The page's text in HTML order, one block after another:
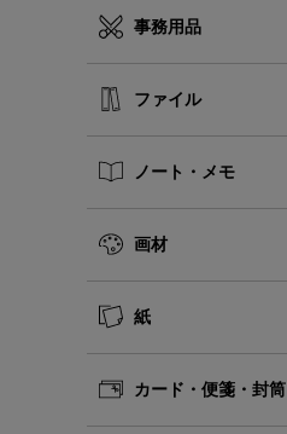
事務用品
ファイル
ノート・メモ
画材
紙
カード・便箋・封筒